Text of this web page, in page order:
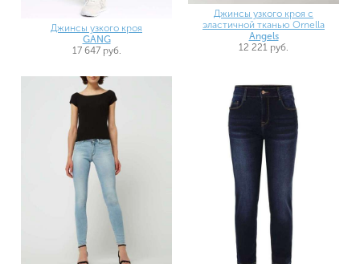
Джинсы узкого кроя
GANG
17 647 руб.
Джинсы узкого кроя с
эластичной тканью Ornella
Angels
12 221 руб.